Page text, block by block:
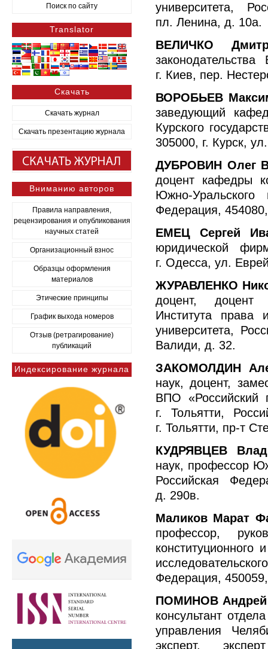
Поиск по сайту
Translator
Скачать
Скачать журнал
Скачать презентацию журнала
Вниманию авторов
Правила направления,
рецензирования и опубликования
научных статей
Организационный взнос
Образцы оформления
материалов
Этические принципы
График выхода номеров
Отзыв (ретрагирование)
публикаций
Индексирование журнала
университета,
пл. Ленина, д. 10а.
ВЕЛИЧКО
г. Киев, пер.
ВОРОБЬЕВ
заведующий
Курского
305000, г. Курск,
ДУБРОВИН Олег
доцент кафедры
Южно-Уральского
Федерация, 454080
ЕМЕЦ Сергей
юридической
г. Одесса, ул.
ЖУРАВЛЕНКО
доцент, доцент
Института права
университета,
Валиди, д. 32.
ЗАКОМОЛДИН
наук, доцент,
ВПО «Российский
г. Тольятти,
г. Тольятти, пр-т
КУДРЯВЦЕВ
наук, профессор
Российская
д. 290в.
Маликов Марат
профессор,
конституционного
Федерация,
ПОМИНОВ Андрей
консультант
управления
эксперт,